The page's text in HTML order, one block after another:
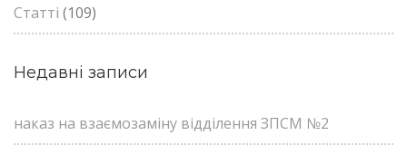
Статті (109)
Недавні записи
наказ на взаємозаміну відділення ЗПСМ №2